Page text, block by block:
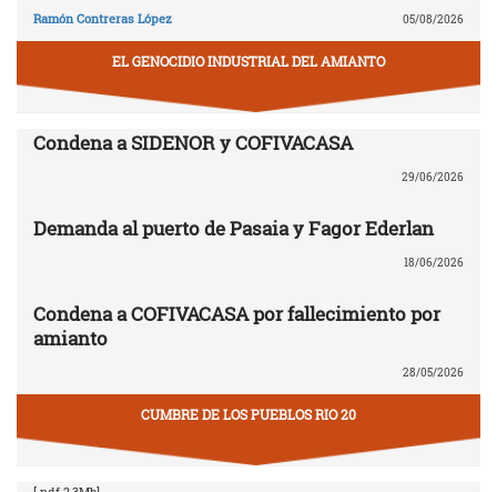
Ramón Contreras López 05/08/2026
EL GENOCIDIO INDUSTRIAL DEL AMIANTO
Condena a SIDENOR y COFIVACASA
29/06/2026
Demanda al puerto de Pasaia y Fagor Ederlan
18/06/2026
Condena a COFIVACASA por fallecimiento por
amianto
28/05/2026
CUMBRE DE LOS PUEBLOS RIO 20